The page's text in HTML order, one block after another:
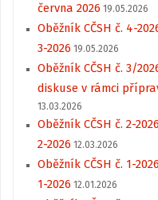
června 2026 19.05.2026
Oběžník CČSH č. 4-
3-2026 19.05.2026
Oběžník CČSH č. 3/
diskuse v rámci
13.03.2026
Oběžník CČSH č. 2-
2-2026 12.03.2026
Oběžník CČSH č. 1-
1-2026 12.01.2026